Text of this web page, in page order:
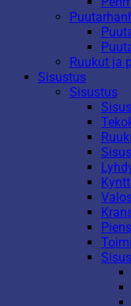
Ruukut ja
Sisustus
Sisustus